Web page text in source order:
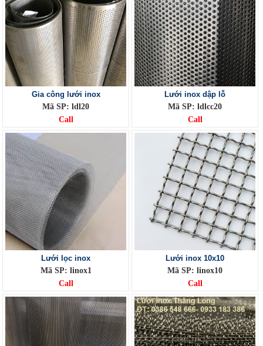
Gia công lưới inox
Mã SP: ldl20
Call
Lưới inox dập lỗ
Mã SP: ldlcc20
Call
Lưới lọc inox
Mã SP: linox1
Call
Lưới inox 10x10
Mã SP: linox10
Call